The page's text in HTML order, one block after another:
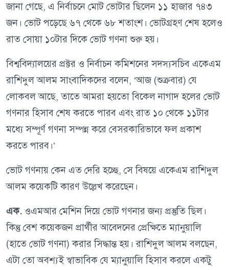
জানা গেছে, এ নির্বাচনে মোট ভোটার ছিলেন ১১ হাজার ৭৪৩
জন। ভোট পড়েছে ৬৭ থেকে ৬৮ শতাংশ। ভোটগ্রহণ শেষ হলেও
রাত সোয়া ১০টার দিকে ভোট গণনা শুরু হয়।
বিশ্ববিদ্যালয়ের প্রক্টর ও নির্বাচন কমিশনের সদস্যসচিব একেএম
রাশিদুল আলম সাংবাদিকদের বলেন, ‘আজ (শুক্রবার) যে
লোকবল আছে, তাতে আমরা হয়তো বিকেল নাগাদ হলের ভোট
গণনার হিসাব শেষ করতে পারব এবং রাত ১০ থেকে ১১টার
মধ্যে সম্পূর্ণ গণনা সম্পন্ন করে বেসরকারিভাবে ফল প্রকাশ
করতে পারব।’
ভোট গণনায় কেন এত দেরি হচ্ছে, সে বিষয়ে একেএম রাশিদুল
আলম কয়েকটি কারণ উল্লেখ করেছেন।
এক. ওএমআর মেশিন দিয়ে ভোট গণনার জন্য প্রস্তুতি ছিল।
কিন্তু বেশ কয়েকজন প্রার্থীর আবেদনের প্রেক্ষিতে ম্যানুয়ালি
(হাতে ভোট গণনা) করার সিদ্ধান্ত হয়। রাশিদুল আলম বলছেন,
এটা তো অবশ্যই স্বাভাবিক যে ম্যানুয়ালি হিসাব করলে একটু